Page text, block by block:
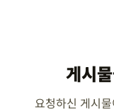
게시
요청하신 게시